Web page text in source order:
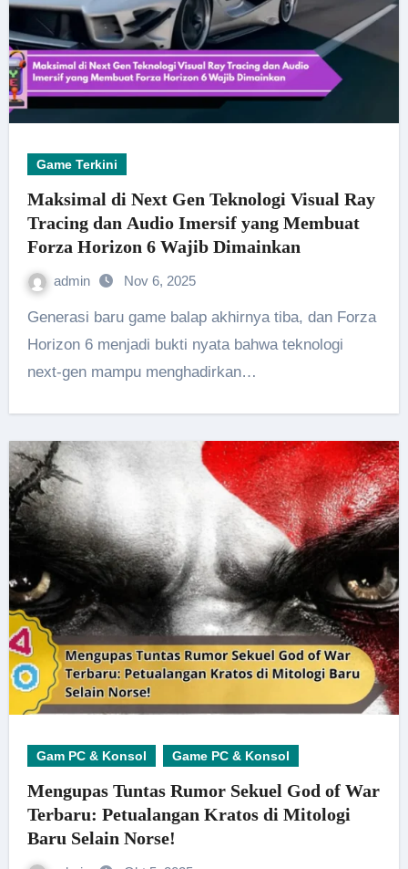
Game Terkini
Maksimal di Next Gen Teknologi Visual Ray
Tracing dan Audio Imersif yang Membuat
Forza Horizon 6 Wajib Dimainkan
admin Nov 6, 2025
Generasi baru game balap akhirnya tiba, dan Forza
Horizon 6 menjadi bukti nyata bahwa teknologi
next-gen mampu menghadirkan…
Gam PC & Konsol Game PC & Konsol
Mengupas Tuntas Rumor Sekuel God of War
Terbaru: Petualangan Kratos di Mitologi
Baru Selain Norse!